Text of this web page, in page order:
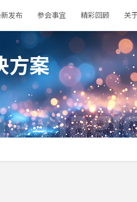
发布 参会事宜 精彩回顾 关
方案